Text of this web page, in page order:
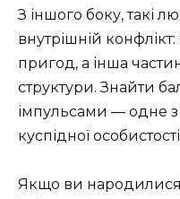
З іншого боку, такі
внутрішній
пригод, а інша
структури. Знайти
імпульсами — одне
куспідної
Якщо ви народилися